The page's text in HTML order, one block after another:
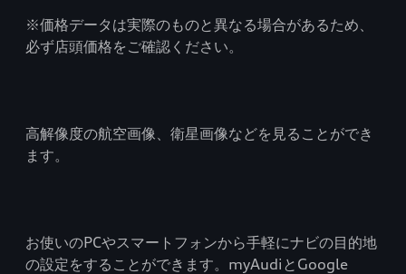
※価格データは実際のものと異なる場合があるため、
必ず店頭価格をご確認ください。
高解像度の航空画像、衛星画像などを見ることができ
ます。
お使いのPCやスマートフォンから手軽にナビの目的地
の設定をすることができます。myAudiとGoogle